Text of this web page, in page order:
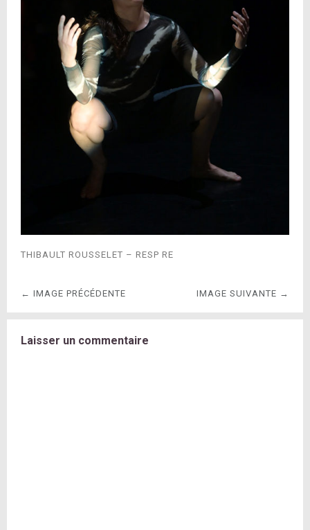
THIBAULT ROUSSELET – RESP RE
← IMAGE PRÉCÉDENTE IMAGE SUIVANTE →
Laisser un commentaire